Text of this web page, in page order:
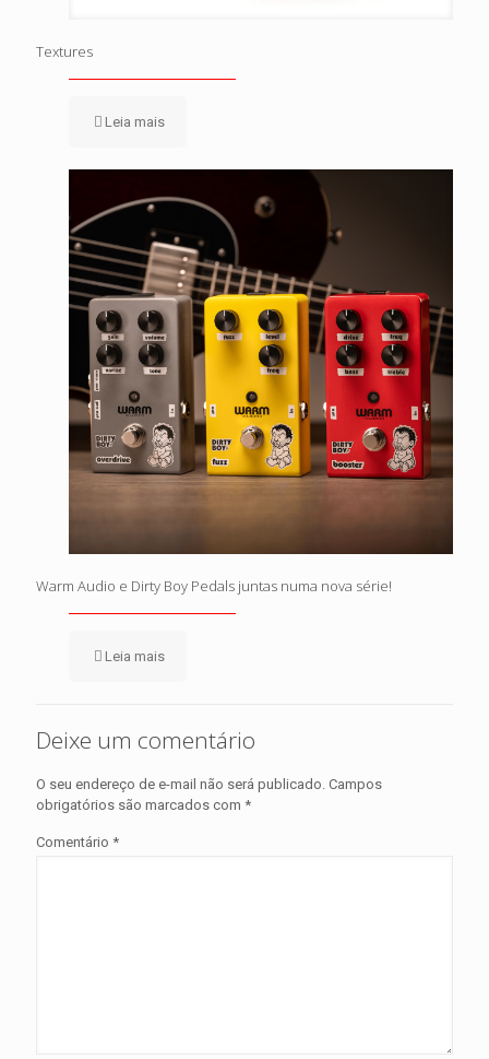
Textures
Leia mais
Warm Audio e Dirty Boy Pedals juntas numa nova série!
Leia mais
Deixe um comentário
O seu endereço de e-mail não será publicado. Campos
obrigatórios são marcados com *
Comentário *